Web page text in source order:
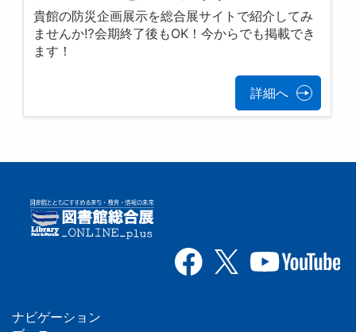
貴館の防災企画展示を総合展サイトで紹介してみ
ませんか⁉会期終了後もOK！今からでも掲載でき
ます！
詳細へ
ナビゲーション